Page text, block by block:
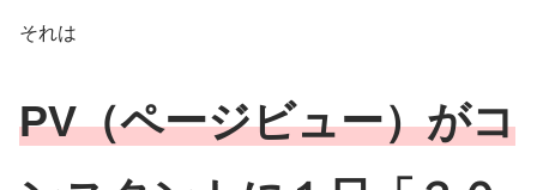
それは
PV（ページビュー）がコ